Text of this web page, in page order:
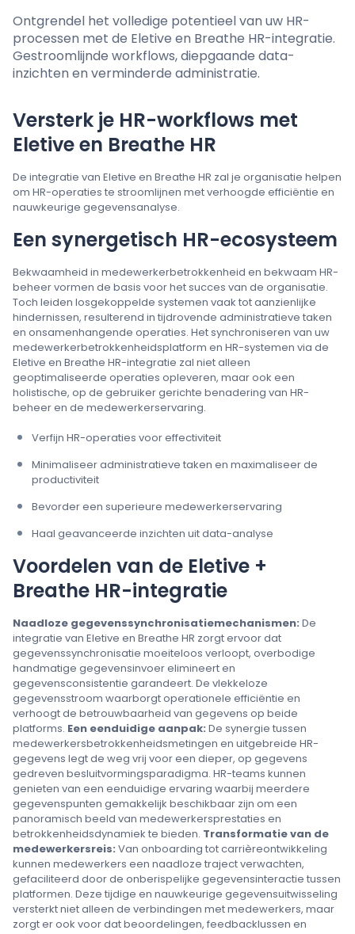
Contact verkoop
Aanmelden
Ontgrendel het volledige potentieel van uw HR-
processen met de Eletive en Breathe HR-integratie.
Gestroomlijnde workflows, diepgaande data-
inzichten en verminderde administratie.
Versterk je HR-workflows met
Eletive en Breathe HR
De integratie van Eletive en Breathe HR zal je organisatie helpen
om HR-operaties te stroomlijnen met verhoogde efficiëntie en
nauwkeurige gegevensanalyse.
Een synergetisch HR-ecosysteem
Bekwaamheid in medewerkerbetrokkenheid en bekwaam HR-
beheer vormen de basis voor het succes van de organisatie.
Toch leiden losgekoppelde systemen vaak tot aanzienlijke
hindernissen, resulterend in tijdrovende administratieve taken
en onsamenhangende operaties. Het synchroniseren van uw
medewerkerbetrokkenheidsplatform en HR-systemen via de
Eletive en Breathe HR-integratie zal niet alleen
geoptimaliseerde operaties opleveren, maar ook een
holistische, op de gebruiker gerichte benadering van HR-
beheer en de medewerkerservaring.
Verfijn HR-operaties voor effectiviteit
Minimaliseer administratieve taken en maximaliseer de
productiviteit
Bevorder een superieure medewerkerservaring
Haal geavanceerde inzichten uit data-analyse
Voordelen van de Eletive +
Breathe HR-integratie
Naadloze gegevenssynchronisatiemechanismen: De
integratie van Eletive en Breathe HR zorgt ervoor dat
gegevenssynchronisatie moeiteloos verloopt, overbodige
handmatige gegevensinvoer elimineert en
gegevensconsistentie garandeert. De vlekkeloze
gegevensstroom waarborgt operationele efficiëntie en
verhoogt de betrouwbaarheid van gegevens op beide
platforms. Een eenduidige aanpak: De synergie tussen
medewerkersbetrokkenheidsmetingen en uitgebreide HR-
gegevens legt de weg vrij voor een dieper, op gegevens
gedreven besluitvormingsparadigma. HR-teams kunnen
genieten van een eenduidige ervaring waarbij meerdere
gegevenspunten gemakkelijk beschikbaar zijn om een
panoramisch beeld van medewerkersprestaties en
betrokkenheidsdynamiek te bieden. Transformatie van de
medewerkersreis: Van onboarding tot carrièreontwikkeling
kunnen medewerkers een naadloze traject verwachten,
gefaciliteerd door de onberispelijke gegevensinteractie tussen
platformen. Deze tijdige en nauwkeurige gegevensuitwisseling
versterkt niet alleen de verbindingen met medewerkers, maar
zorgt er ook voor dat beoordelingen, feedbacklussen en